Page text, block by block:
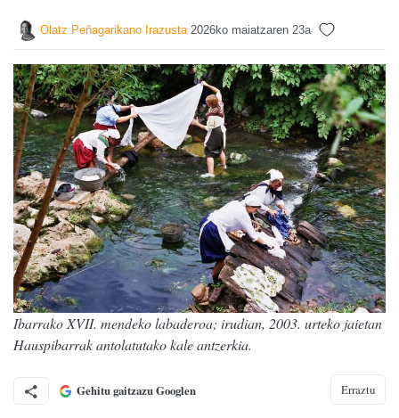
Olatz Peñagarikano Irazusta 2026ko maiatzaren 23a
Ibarrako XVII. mendeko labaderoa; irudian, 2003. urteko jaietan
Hauspibarrak antolatutako kale antzerkia.
Gehitu gaitzazu Googlen Erraztu